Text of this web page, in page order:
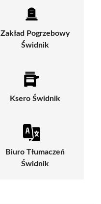
Zakład Pogrzebowy
Świdnik
Ksero Świdnik
Biuro Tłumaczeń
Świdnik